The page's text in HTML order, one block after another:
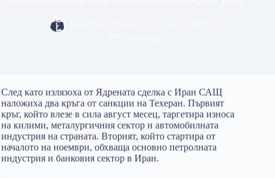
След като излязоха от Ядрената сделка с Иран САЩ
наложиха два кръга от санкции на Техеран. Първият
кръг, който влезе в сила август месец, таргетира износа
на килими, металургичния сектор и автомобилната
индустрия на страната. Вторият, който стартира от
началото на ноември, обхваща основно петролната
индустрия и банковия сектор в Иран.